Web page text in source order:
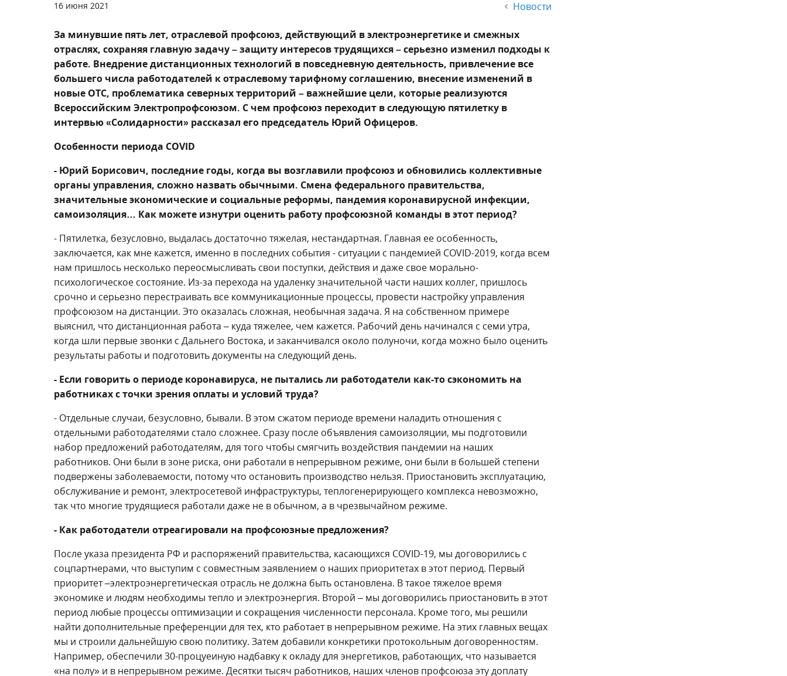
16 июня 2021 Новости
За минувшие пять лет, отраслевой профсоюз, действующий в электроэнергетике и смежных
отраслях, сохраняя главную задачу – защиту интересов трудящихся – серьезно изменил подходы к
работе. Внедрение дистанционных технологий в повседневную деятельность, привлечение все
большего числа работодателей к отраслевому тарифному соглашению, внесение изменений в
новые ОТС, проблематика северных территорий – важнейшие цели, которые реализуются
Всероссийским Электропрофсоюзом. С чем профсоюз переходит в следующую пятилетку в
интервью «Солидарности» рассказал его председатель Юрий Офицеров.
Особенности периода COVID
- Юрий Борисович, последние годы, когда вы возглавили профсоюз и обновились коллективные
органы управления, сложно назвать обычными. Смена федерального правительства,
значительные экономические и социальные реформы, пандемия коронавирусной инфекции,
самоизоляция… Как можете изнутри оценить работу профсоюзной команды в этот период?
- Пятилетка, безусловно, выдалась достаточно тяжелая, нестандартная. Главная ее особенность,
заключается, как мне кажется, именно в последних события - ситуации с пандемией COVID-2019, когда всем
нам пришлось несколько переосмысливать свои поступки, действия и даже свое морально-
психологическое состояние. Из-за перехода на удаленку значительной части наших коллег, пришлось
срочно и серьезно перестраивать все коммуникационные процессы, провести настройку управления
профсоюзом на дистанции. Это оказалась сложная, необычная задача. Я на собственном примере
выяснил, что дистанционная работа – куда тяжелее, чем кажется. Рабочий день начинался с семи утра,
когда шли первые звонки с Дальнего Востока, и заканчивался около полуночи, когда можно было оценить
результаты работы и подготовить документы на следующий день.
- Если говорить о периоде коронавируса, не пытались ли работодатели как-то сэкономить на
работниках с точки зрения оплаты и условий труда?
- Отдельные случаи, безусловно, бывали. В этом сжатом периоде времени наладить отношения с
отдельными работодателями стало сложнее. Сразу после объявления самоизоляции, мы подготовили
набор предложений работодателям, для того чтобы смягчить воздействия пандемии на наших
работников. Они были в зоне риска, они работали в непрерывном режиме, они были в большей степени
подвержены заболеваемости, потому что остановить производство нельзя. Приостановить эксплуатацию,
обслуживание и ремонт, электросетевой инфраструктуры, теплогенерирующего комплекса невозможно,
так что многие трудящиеся работали даже не в обычном, а в чрезвычайном режиме.
- Как работодатели отреагировали на профсоюзные предложения?
После указа президента РФ и распоряжений правительства, касающихся COVID-19, мы договорились с
соцпартнерами, что выступим с совместным заявлением о наших приоритетах в этот период. Первый
приоритет –электроэнергетическая отрасль не должна быть остановлена. В такое тяжелое время
экономике и людям необходимы тепло и электроэнергия. Второй – мы договорились приостановить в этот
период любые процессы оптимизации и сокращения численности персонала. Кроме того, мы решили
найти дополнительные преференции для тех, кто работает в непрерывном режиме. На этих главных вещах
мы и строили дальнейшую свою политику. Затем добавили конкретики протокольным договоренностям.
Например, обеспечили 30-процуеиную надбавку к окладу для энергетиков, работающих, что называется
«на полу» и в непрерывном режиме. Десятки тысяч работников, наших членов профсоюза эту доплату